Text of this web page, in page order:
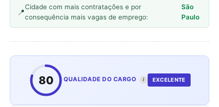
Cidade com mais contratações e por
consequência mais vagas de emprego:
São
Paulo
80 QUALIDADE DO CARGO I EXCELENTE